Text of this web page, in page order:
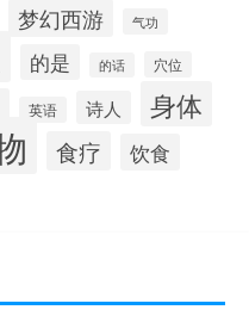
梦幻西游 气功
的是 的话 穴位
英语 诗人 身体
食疗 饮食